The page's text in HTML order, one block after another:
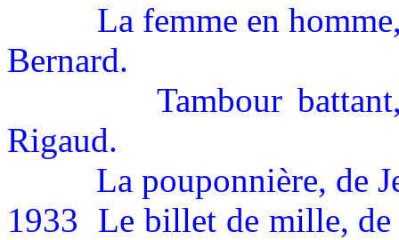
La femme en
Bernard.
Tambour
Rigaud.
La pouponnière, de
1933 Le billet de mille, de